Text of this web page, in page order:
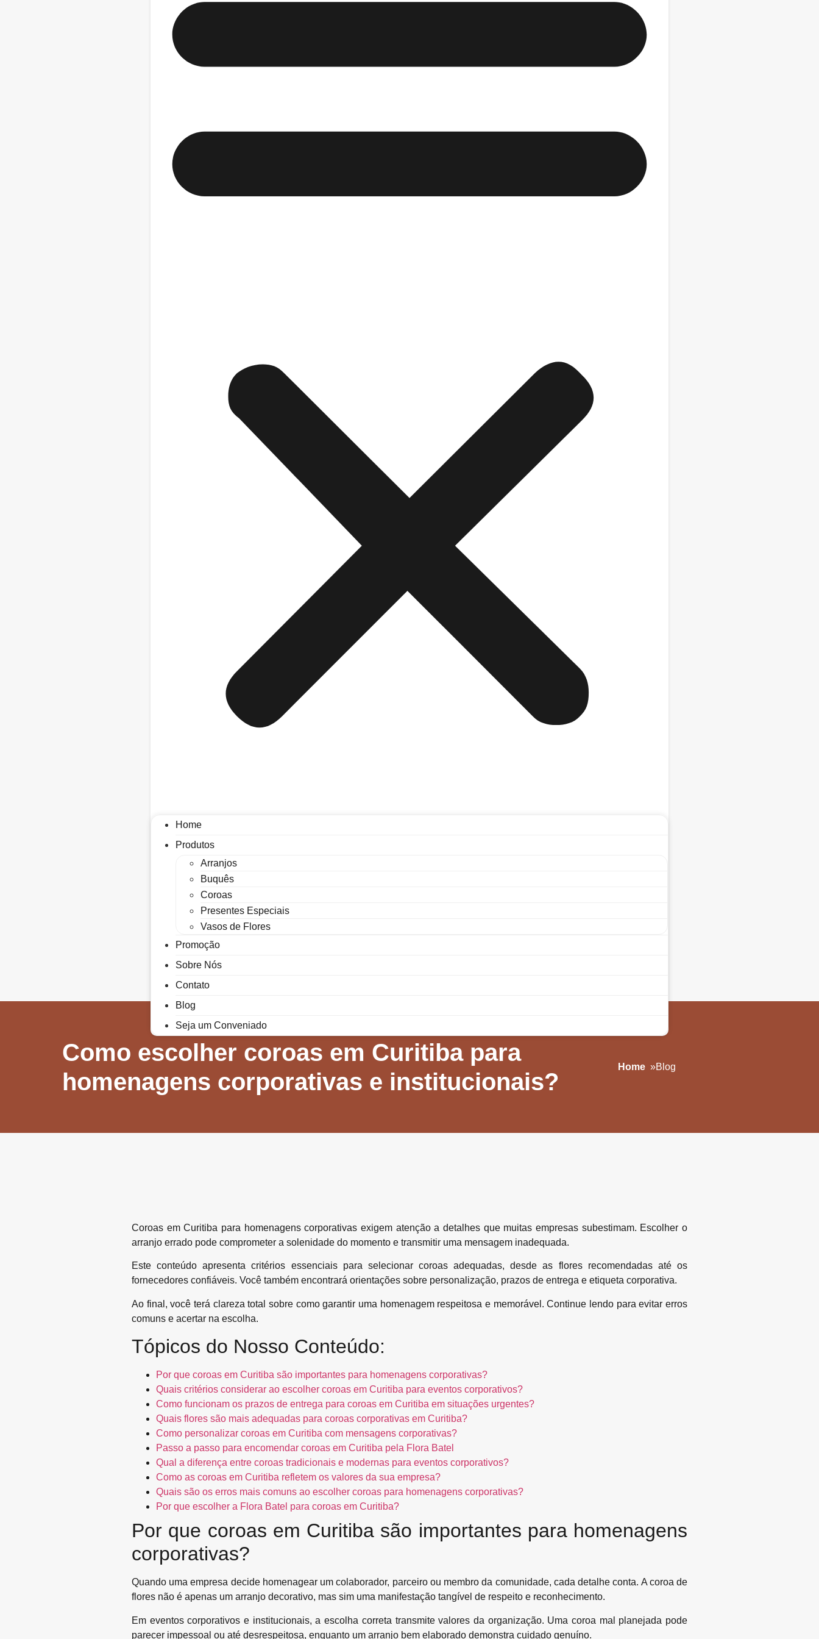
Home
Produtos
Arranjos
Buquês
Coroas
Presentes Especiais
Vasos de Flores
Promoção
Sobre Nós
Contato
Blog
Seja um Conveniado
Como escolher coroas em Curitiba para
homenagens corporativas e institucionais?
Home »Blog
Coroas em Curitiba para homenagens corporativas exigem atenção a detalhes que muitas empresas subestimam. Escolher o
arranjo errado pode comprometer a solenidade do momento e transmitir uma mensagem inadequada.
Este conteúdo apresenta critérios essenciais para selecionar coroas adequadas, desde as flores recomendadas até os
fornecedores confiáveis. Você também encontrará orientações sobre personalização, prazos de entrega e etiqueta corporativa.
Ao final, você terá clareza total sobre como garantir uma homenagem respeitosa e memorável. Continue lendo para evitar erros
comuns e acertar na escolha.
Tópicos do Nosso Conteúdo:
Por que coroas em Curitiba são importantes para homenagens corporativas?
Quais critérios considerar ao escolher coroas em Curitiba para eventos corporativos?
Como funcionam os prazos de entrega para coroas em Curitiba em situações urgentes?
Quais flores são mais adequadas para coroas corporativas em Curitiba?
Como personalizar coroas em Curitiba com mensagens corporativas?
Passo a passo para encomendar coroas em Curitiba pela Flora Batel
Qual a diferença entre coroas tradicionais e modernas para eventos corporativos?
Como as coroas em Curitiba refletem os valores da sua empresa?
Quais são os erros mais comuns ao escolher coroas para homenagens corporativas?
Por que escolher a Flora Batel para coroas em Curitiba?
Por que coroas em Curitiba são importantes para homenagens
corporativas?
Quando uma empresa decide homenagear um colaborador, parceiro ou membro da comunidade, cada detalhe conta. A coroa de
flores não é apenas um arranjo decorativo, mas sim uma manifestação tangível de respeito e reconhecimento.
Em eventos corporativos e institucionais, a escolha correta transmite valores da organização. Uma coroa mal planejada pode
parecer impessoal ou até desrespeitosa, enquanto um arranjo bem elaborado demonstra cuidado genuíno.